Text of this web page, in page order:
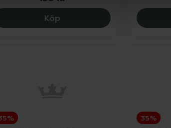
Köp Thealoz Duo 300 droppar,
35%